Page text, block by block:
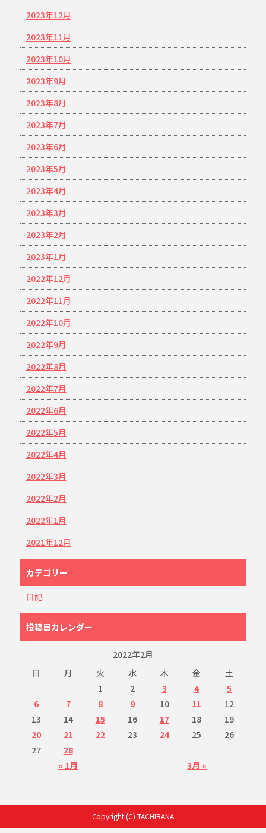
2023年12月
2023年11月
2023年10月
2023年9月
2023年8月
2023年7月
2023年6月
2023年5月
2023年4月
2023年3月
2023年2月
2023年1月
2022年12月
2022年11月
2022年10月
2022年9月
2022年8月
2022年7月
2022年6月
2022年5月
2022年4月
2022年3月
2022年2月
2022年1月
2021年12月
カテゴリー
日記
投稿日カレンダー
2022年2月
日
月 火 水 木 金 土
« 1月 3月 »
1 2 3 4
5
6
7 8 9 10 11
12
13
14 15 16 17 18
19
20
21 22 23 24 25
26
27
28
Copyright (C) TACHIBANA